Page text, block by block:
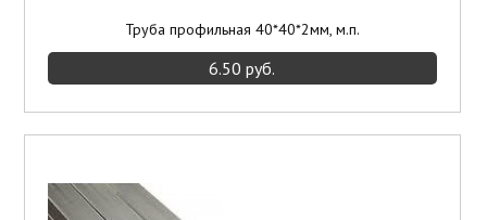
Труба профильная 40*40*2мм, м.п.
6.50 руб.